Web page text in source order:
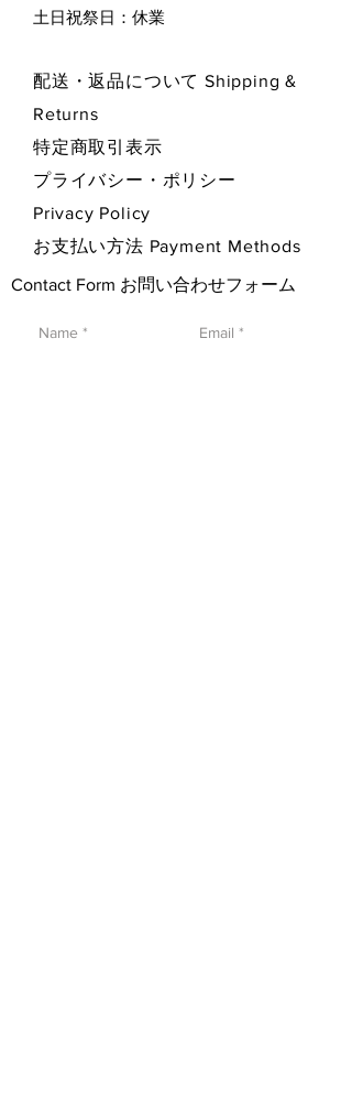
​土日祝祭日：休業
配送・返品について Shipping &
Returns
特定商取引表示
プライバシー・ポリシー
Privacy Policy
お支払い方法 Payment Methods
Contact Form お問い合わせフォーム